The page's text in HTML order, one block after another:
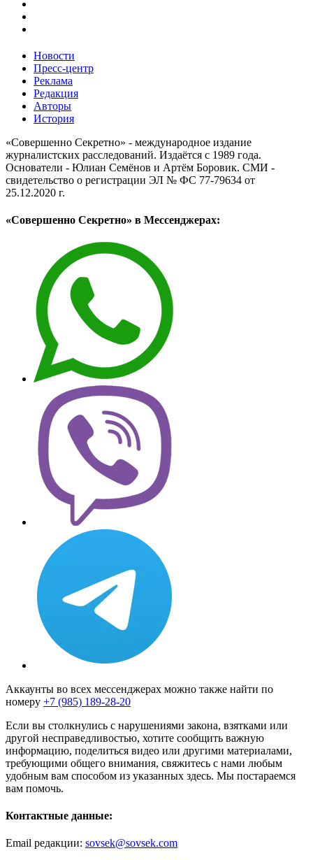
Новости
Пресс-центр
Реклама
Редакция
Авторы
История
«Совершенно Секретно» - международное издание
журналистских расследований. Издаётся с 1989 года.
Основатели - Юлиан Семёнов и Артём Боровик. CМИ -
свидетельство о регистрации ЭЛ № ФС 77-79634 от
25.12.2020 г.
«Совершенно Секретно» в Мессенджерах:
Аккаунты во всех мессенджерах можно также найти по
номеру +7 (985) 189-28-20
Если вы столкнулись с нарушениями закона, взятками или
другой несправедливостью, хотите сообщить важную
информацию, поделиться видео или другими материалами,
требующими общего внимания, свяжитесь с нами любым
удобным вам способом из указанных здесь. Мы постараемся
вам помочь.
Контактные данные:
Email редакции: sovsek@sovsek.com